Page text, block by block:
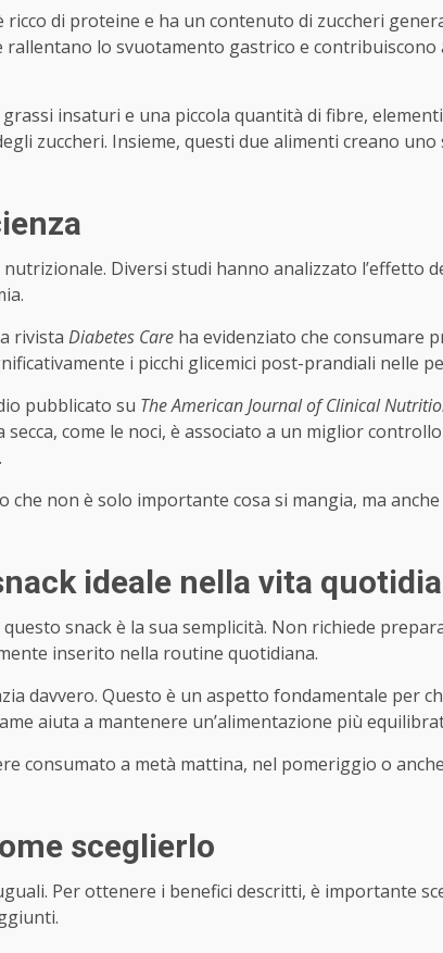
di proteine e ha un contenuto di zuccheri
lo svuotamento gastrico e contribuiscono
insaturi e una piccola quantità di fibre,
zuccheri. Insieme, questi due alimenti creano
Diversi studi hanno analizzato l’effetto
rivista Diabetes Care ha evidenziato che consumare
i picchi glicemici post-prandiali nelle
pubblicato su The American Journal of Clinical
come le noci, è associato a un miglior
non è solo importante cosa si mangia, ma
ideale nella vita
snack è la sua semplicità. Non richiede
inserito nella routine quotidiana.
davvero. Questo è un aspetto fondamentale per
aiuta a mantenere un’alimentazione più
consumato a metà mattina, nel pomeriggio o
sceglierlo
Per ottenere i benefici descritti, è importante